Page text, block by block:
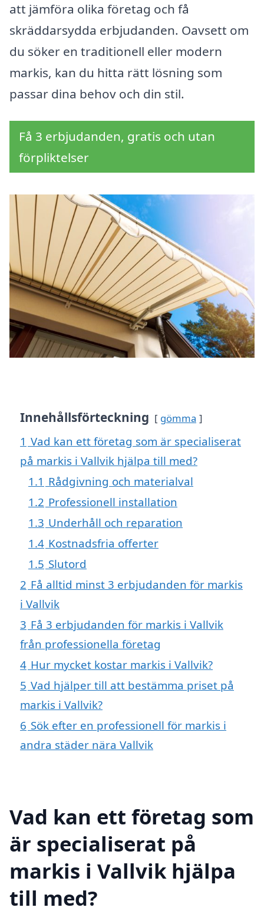
att jämföra olika företag och få
skräddarsydda erbjudanden. Oavsett om
du söker en traditionell eller modern
markis, kan du hitta rätt lösning som
passar dina behov och din stil.
Få 3 erbjudanden, gratis och utan
förpliktelser
Innehållsförteckning gömma
1 Vad kan ett företag som är specialiserat
på markis i Vallvik hjälpa till med?
1.1 Rådgivning och materialval
1.2 Professionell installation
1.3 Underhåll och reparation
1.4 Kostnadsfria offerter
1.5 Slutord
2 Få alltid minst 3 erbjudanden för markis
i Vallvik
3 Få 3 erbjudanden för markis i Vallvik
från professionella företag
4 Hur mycket kostar markis i Vallvik?
5 Vad hjälper till att bestämma priset på
markis i Vallvik?
6 Sök efter en professionell för markis i
andra städer nära Vallvik
Vad kan ett företag som
är specialiserat på
markis i Vallvik hjälpa
till med?